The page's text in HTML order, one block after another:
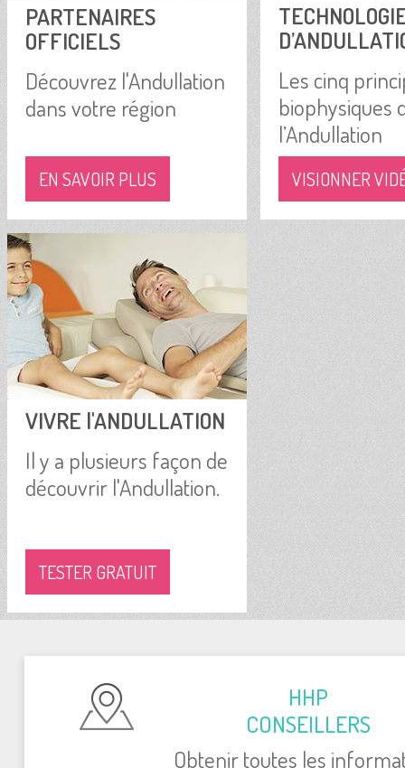
PARTENAIRES
OFFICIELS
Découvrez l'Andullation
dans votre région
EN SAVOIR PLUS
Les cinq
biophysiques
l’Andullation
VISIONNER
VIVRE l'ANDULLATION
Il y a plusieurs façon de
découvrir l'Andullation.
TESTER GRATUIT
HHP
CONSEILLERS
Obtenir toutes les